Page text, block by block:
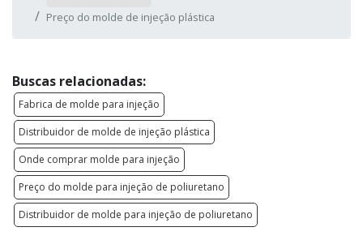
Preço do molde de injeção plástica
Buscas relacionadas:
Fabrica de molde para injeção
Distribuidor de molde de injeção plástica
Onde comprar molde para injeção
Preço do molde para injeção de poliuretano
Distribuidor de molde para injeção de poliuretano